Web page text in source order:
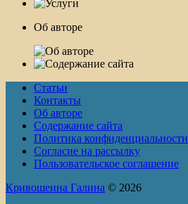
Об авторе
Статьи
Контакты
Об авторе
Содержание сайта
Политика конфиденциальности
Согласие на рассылку
Пользовательское соглашение
Кривошеина Галина © 2026